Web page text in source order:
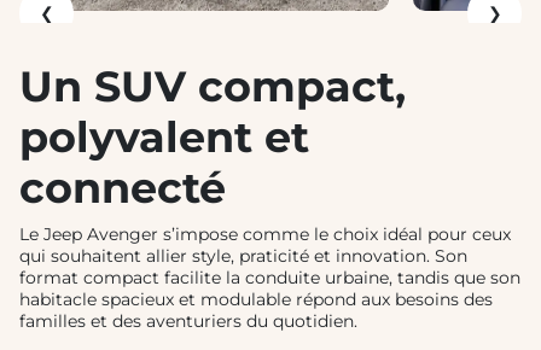
❮ ❯
Un SUV compact,
polyvalent et
connecté
Le Jeep Avenger s’impose comme le choix idéal pour ceux
qui souhaitent allier style, praticité et innovation. Son
format compact facilite la conduite urbaine, tandis que son
habitacle spacieux et modulable répond aux besoins des
familles et des aventuriers du quotidien.